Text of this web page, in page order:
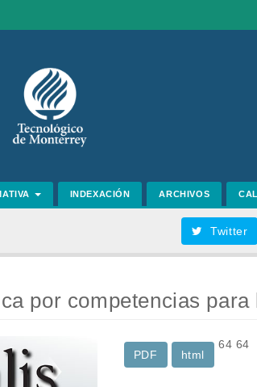
INDEXACIÓN ARCHIVOS
Twitter
por competencias
64
PDF
64
html